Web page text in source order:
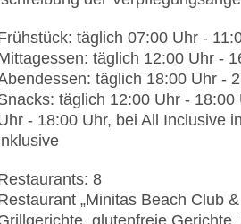
täglich 07:00 Uhr -
täglich 12:00 Uhr -
täglich 18:00 Uhr -
täglich 12:00 Uhr -
- 18:00 Uhr, bei All Inclusive
8
„Minitas Beach Club